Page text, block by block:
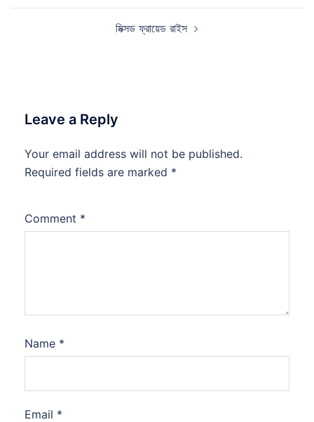
মিক্সড ফ্রায়েড রাইস
Leave a Reply
Your email address will not be published.
Required fields are marked *
Comment *
Name *
Email *